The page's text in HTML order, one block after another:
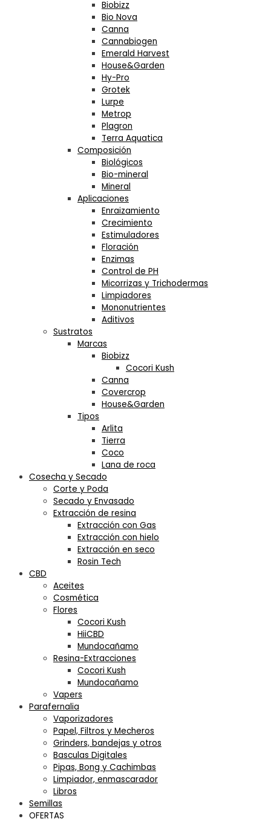
Biobizz
Bio Nova
Canna
Cannabiogen
Emerald Harvest
House&Garden
Hy-Pro
Grotek
Lurpe
Metrop
Plagron
Terra Aquatica
Composición
Biológicos
Bio-mineral
Mineral
Aplicaciones
Enraizamiento
Crecimiento
Estimuladores
Floración
Enzimas
Control de PH
Micorrizas y Trichodermas
Limpiadores
Mononutrientes
Aditivos
Sustratos
Marcas
Biobizz
Cocori Kush
Canna
Covercrop
House&Garden
Tipos
Arlita
Tierra
Coco
Lana de roca
Cosecha y Secado
Corte y Poda
Secado y Envasado
Extracción de resina
Extracción con Gas
Extracción con hielo
Extracción en seco
Rosin Tech
CBD
Aceites
Cosmética
Flores
Cocori Kush
HiiCBD
Mundocañamo
Resina-Extracciones
Cocori Kush
Mundocañamo
Vapers
Parafernalia
Vaporizadores
Papel, Filtros y Mecheros
Grinders, bandejas y otros
Basculas Digitales
Pipas, Bong y Cachimbas
Limpiador, enmascarador
Libros
Semillas
OFERTAS